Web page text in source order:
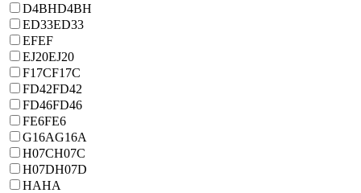
D4BHD4BH
ED33ED33
EFEF
EJ20EJ20
F17CF17C
FD42FD42
FD46FD46
FE6FE6
G16AG16A
H07CH07C
H07DH07D
HAHA